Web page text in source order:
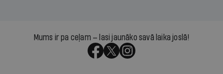
Mums ir pa ceļam — lasi jaunāko savā laika joslā!